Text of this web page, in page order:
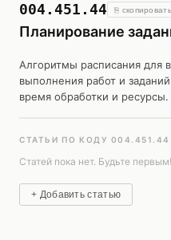
004.451.44 ⎘ скопировать
Планирование
Алгоритмы расписания для
выполнения работ и
время обработки и ресурсы.
СТАТЬИ ПО КОДУ 004.451.44
Статей пока нет. Будьте первым!
+ Добавить статью